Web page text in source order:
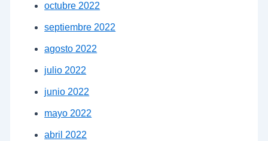
octubre 2022
septiembre 2022
agosto 2022
julio 2022
junio 2022
mayo 2022
abril 2022